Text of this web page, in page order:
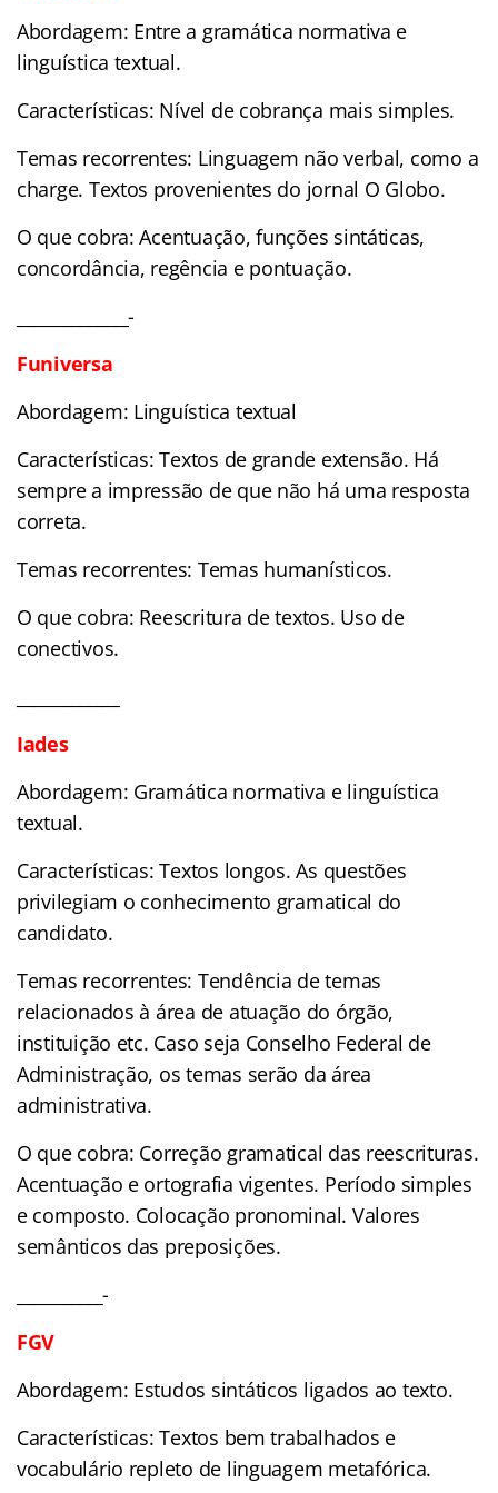
Abordagem: Entre a gramática normativa e
linguística textual.
Características: Nível de cobrança mais simples.
Temas recorrentes: Linguagem não verbal, como a
charge. Textos provenientes do jornal O Globo.
O que cobra: Acentuação, funções sintáticas,
concordância, regência e pontuação.
_____________-
Funiversa
Abordagem: Linguística textual
Características: Textos de grande extensão. Há
sempre a impressão de que não há uma resposta
correta.
Temas recorrentes: Temas humanísticos.
O que cobra: Reescritura de textos. Uso de
conectivos.
Iades
Abordagem: Gramática normativa e linguística
textual.
Características: Textos longos. As questões
privilegiam o conhecimento gramatical do
candidato.
Temas recorrentes: Tendência de temas
relacionados à área de atuação do órgão,
instituição etc. Caso seja Conselho Federal de
Administração, os temas serão da área
administrativa.
O que cobra: Correção gramatical das reescrituras.
Acentuação e ortografia vigentes. Período simples
e composto. Colocação pronominal. Valores
semânticos das preposições.
__________-
FGV
Abordagem: Estudos sintáticos ligados ao texto.
Características: Textos bem trabalhados e
vocabulário repleto de linguagem metafórica.